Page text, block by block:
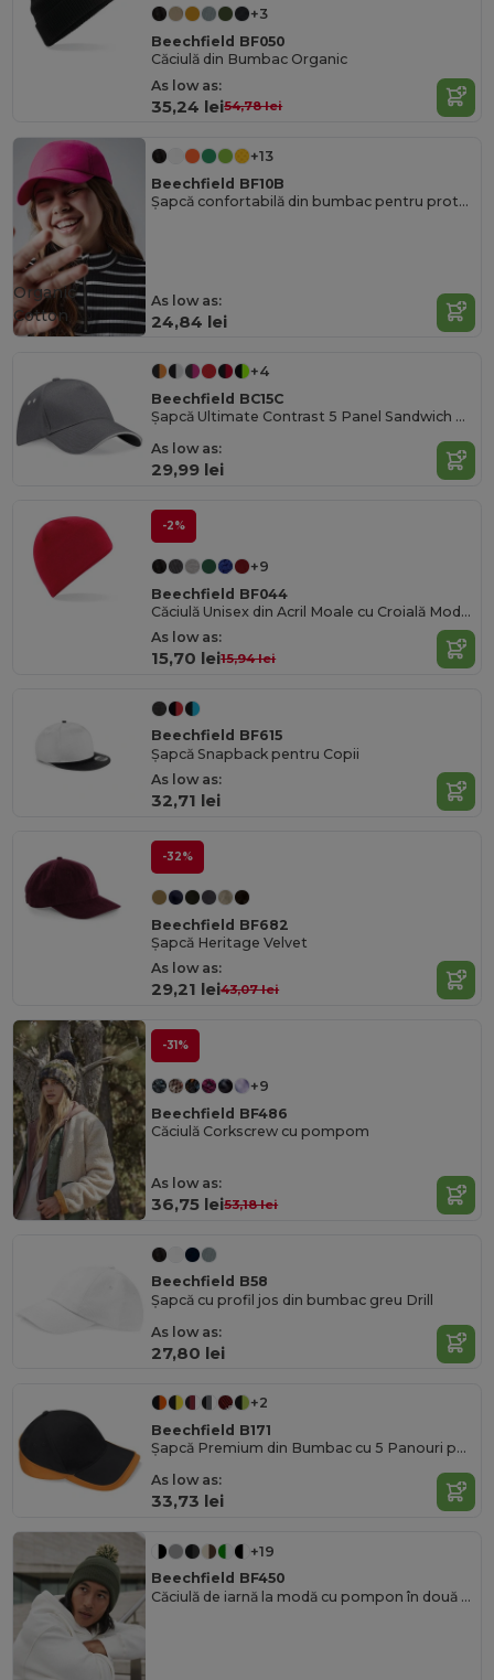
+3
Beechfield BF050
Căciulă din Bumbac Organic
As low as:
35,24 lei54,78 lei
+13
Beechfield BF10B
Șapcă confortabilă din bumbac pentru protecția solară a copiilor
As low as:
24,84 lei
Organic
Cotton
+4
Beechfield BC15C
Șapcă Ultimate Contrast 5 Panel Sandwich Peak
As low as:
29,99 lei
-2%
+9
Beechfield BF044
Căciulă Unisex din Acril Moale cu Croială Modernă
As low as:
15,70 lei15,94 lei
Beechfield BF615
Șapcă Snapback pentru Copii
As low as:
32,71 lei
-32%
Beechfield BF682
Șapcă Heritage Velvet
As low as:
29,21 lei43,07 lei
-31%
+9
Beechfield BF486
Căciulă Corkscrew cu pompom
As low as:
36,75 lei53,18 lei
Beechfield B58
Șapcă cu profil jos din bumbac greu Drill
As low as:
27,80 lei
+2
Beechfield B171
Șapcă Premium din Bumbac cu 5 Panouri pentru Echipe
As low as:
33,73 lei
+19
Beechfield BF450
Căciulă de iarnă la modă cu pompon în două tonuri